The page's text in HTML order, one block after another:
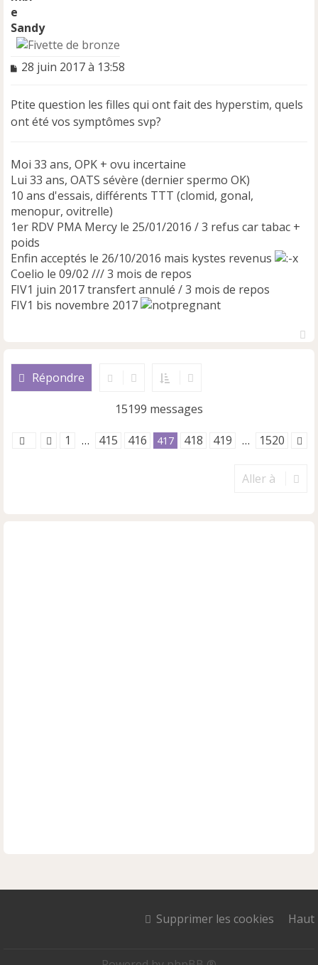
Sandy
M
s
a
n
o
n
l
u
28 juin 2017 à 13:58
Ptite question les filles qui ont fait des hyperstim, quels
ont été vos symptômes svp?
Moi 33 ans, OPK + ovu incertaine
Lui 33 ans, OATS sévère (dernier spermo OK)
10 ans d'essais, différents TTT (clomid, gonal,
menopur, ovitrelle)
1er RDV PMA Mercy le 25/01/2016 / 3 refus car tabac +
poids
Enfin acceptés le 26/10/2016 mais kystes revenus
Coelio le 09/02 /// 3 mois de repos
FIV1 juin 2017 transfert annulé / 3 mois de repos
FIV1 bis novembre 2017
Répondre
15199 messages
1 … 415 416 417 418 419 … 1520
Aller à
Haut
Supprimer les cookies